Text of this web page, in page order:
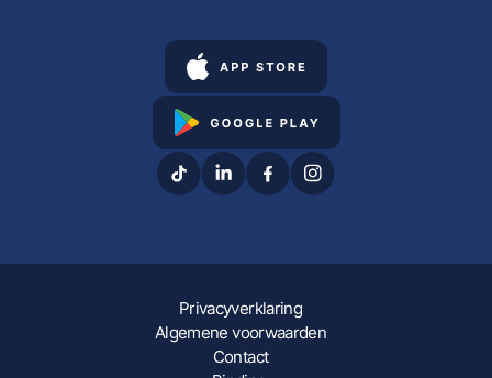
Privacyverklaring
Algemene voorwaarden
Contact